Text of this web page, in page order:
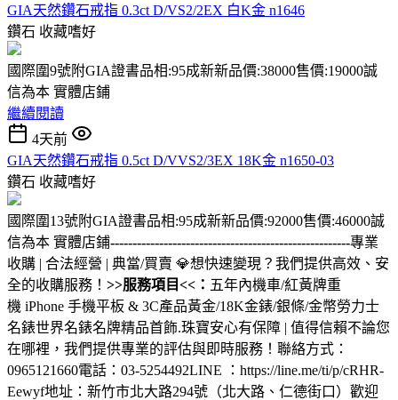
GIA天然鑽石戒指 0.3ct D/VS2/2EX 白K金 n1646
鑽石 收藏嗜好
國際圍9號附GIA證書品相:95成新新品價:38000售價:19000誠
信為本 實體店鋪
繼續閱讀
4天前
GIA天然鑽石戒指 0.5ct D/VVS2/3EX 18K金 n1650-03
鑽石 收藏嗜好
國際圍13號附GIA證書品相:95成新新品價:92000售價:46000誠
信為本 實體店鋪------------------------------------------------------專業
收購 | 合法經營 | 典當/買賣 💎想快速變現？我們提供高效、安
全的收購服務！ >>服務項目<<： 五年內機車/紅黃牌重
機 iPhone 手機平板 & 3C產品黃金/18K金錶/銀條/金幣勞力士
名錶世界名錶名牌精品首飾.珠寶安心有保障 | 值得信賴不論您
在哪裡，我們提供專業的評估與即時服務！聯絡方式：
0965121660電話：03-5254492LINE ：https://line.me/ti/p/cRHR-
Eewyf地址：新竹市北大路294號（北大路、仁德街口）歡迎